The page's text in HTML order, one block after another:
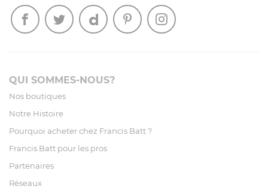
QUI SOMMES-NOUS?
Nos boutiques
Notre Histoire
Pourquoi acheter chez Francis Batt ?
Francis Batt pour les pros
Partenaires
Réseaux